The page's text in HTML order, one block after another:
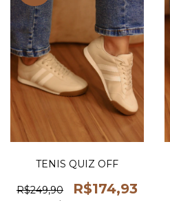
TENIS QUIZ OFF
R$249,90 R$174,93